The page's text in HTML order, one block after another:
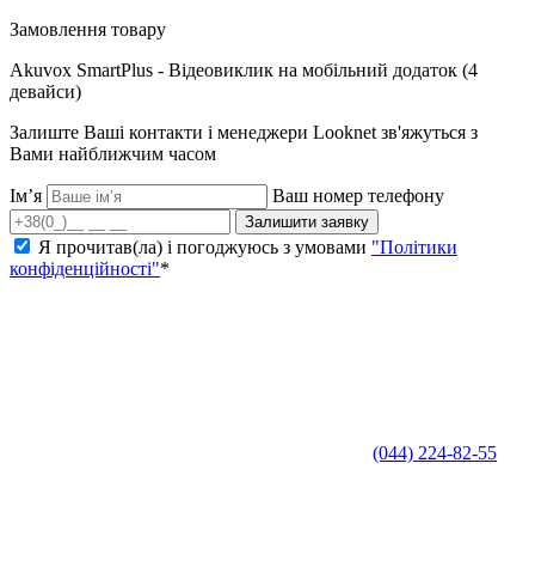
Замовлення товару
Akuvox SmartPlus - Відеовиклик на мобільний додаток (4
девайси)
Залиште Ваші контакти і менеджери Looknet зв'яжуться з
Вами найближчим часом
Ім’я Ваш номер телефону
Залишити заявку
Я прочитав(ла) і погоджуюсь з умовами "Політики
конфіденційності"*
(044) 224-82-55